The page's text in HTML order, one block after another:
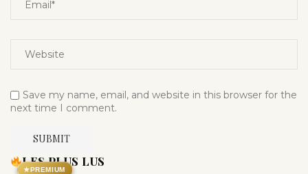
Save my name, email, and website in this browser for the
next time I comment.
★PREMIUM
LES PLUS LUS